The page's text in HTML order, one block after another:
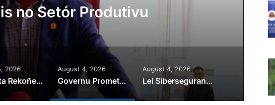
no Setór Produtivu
2026
PR Horta Rekoñese Timoroan Sira Iha Diáspora Nia Kontribuisaun
August 4, 2026
Governu Promete Tau Prioridade ba Setór Minerais no Setór Produtivu
August 4, 2026
Lei Siberseguransa Ajuda Autoridade Polisiál Kaptura Autór Kriminozu ho Paradeiru Iha Estranjeiru